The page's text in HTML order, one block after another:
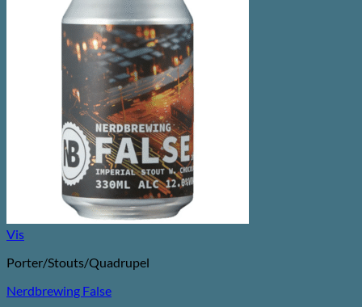
Vis
Porter/Stouts/Quadrupel
Nerdbrewing False